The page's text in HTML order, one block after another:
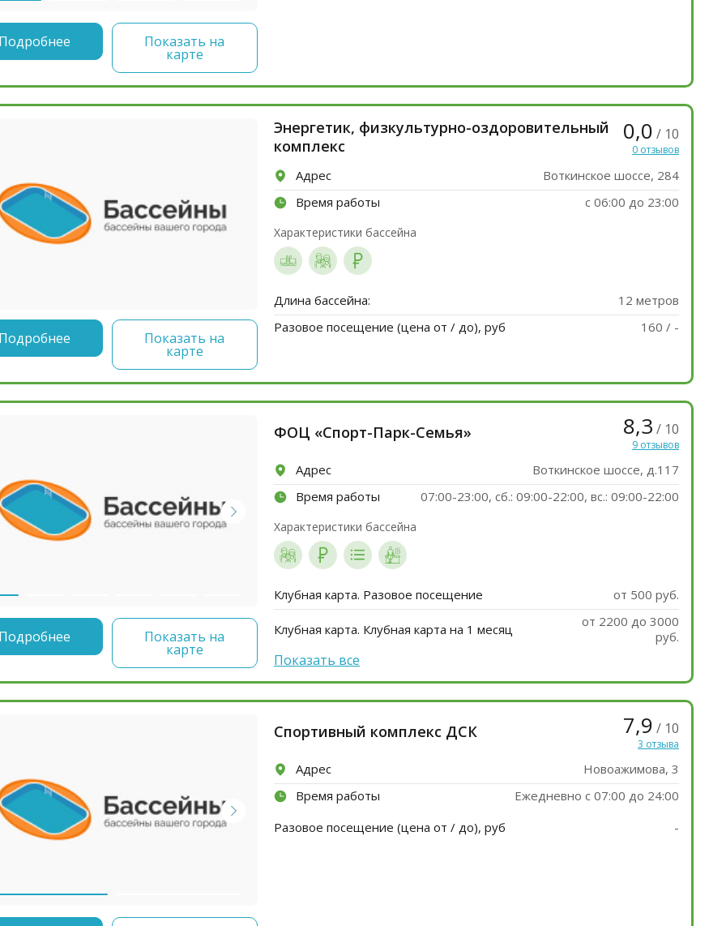
Показать на
карте
Показать на
карте
Энергетик, физкультурно-оздоровительный
комплекс
0,0 / 10
0 отзывов
Адрес
Воткинское шоссе, 284
Время работы
с 06:00 до 23:00
Характеристики бассейна
Длина бассейна:
12 метров
Разовое посещение (цена от / до), руб
160 / -
Показать на
карте
ФОЦ «Спорт-Парк-Семья» 8,3 / 10
9 отзывов
Адрес
Воткинское шоссе, д.117
Время работы
07:00-23:00, сб.: 09:00-22:00, вс.: 09:00-22:00
Характеристики бассейна
Клубная карта. Разовое посещение от 500 руб.
Клубная карта. Клубная карта на 1 месяц
от 2200 до 3000
руб.
Показать все
Спортивный комплекс ДСК 7,9 / 10
3 отзыва
Адрес
Новоажимова, 3
Время работы
Ежедневно с 07:00 до 24:00
Разовое посещение (цена от / до), руб
-